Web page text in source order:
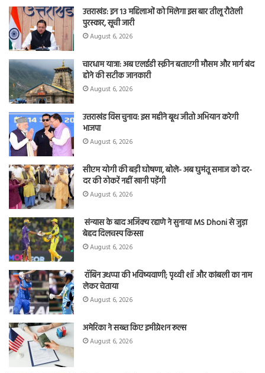
उत्तराखंड: इन 13 महिलाओं को मिलेगा इस बार तीलू रौतेली
पुरस्कार, सूची जारी
August 6, 2026
चारधाम यात्रा: अब एलईडी स्क्रीन बताएगी मौसम और मार्ग बंद
होने की सटीक जानकारी
August 6, 2026
उत्तराखंड विस चुनाव: इस महीने बूथ जीतो अभियान करेगी
भाजपा
August 6, 2026
सीएम योगी की बड़ी घोषणा, बोले- अब घुमंतू समाज को दर-
दर की ठोकरें नहीं खानी पड़ेंगी
August 6, 2026
संन्यास के बाद अजिंक्‍य रहाणे ने सुनाया MS Dhoni से जुड़ा
बेहद दिलचस्प किस्सा
August 6, 2026
रॉबिन उथप्पा की भविष्यवाणी; पृथ्वी शॉ और कांबली का नाम
लेकर चेताया
August 6, 2026
अमेरिका ने सख्त किए इमीग्रेशन रूल्स
August 6, 2026